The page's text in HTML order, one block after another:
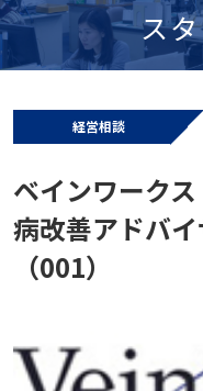
ス
経営相談
ベインワーク
病改善アドバ
（001）